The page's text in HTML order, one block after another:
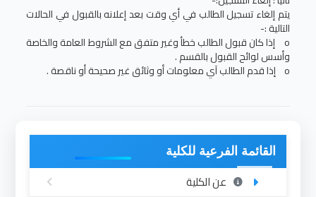
يتم إلغاء تسجيل الطالب في أي وقت بعد إعلانه بالقبول في الحالات
التالية :-
o إذا كان قبول الطالب خطأ وغير متفق مع الشروط العامة والخاصة
وأسس لوائح القبول بالقسم .
o إذا قدم الطالب آي معلومات أو وثائق غير صحيحة أو ناقصة .
القائمة الفرعية للكلية
عن الكلية